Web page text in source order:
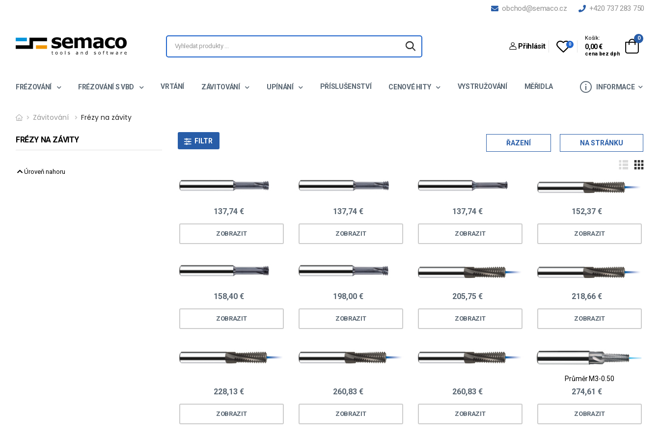
obchod@semaco.cz +420 737 283 750
Přihlásit 0
Košík:
0,00 €
cena bez dph
0
FRÉZOVÁNÍ FRÉZOVÁNÍ S VBD VRTÁNÍ ZÁVITOVÁNÍ UPÍNÁNÍ PŘÍSLUŠENSTVÍ CENOVÉ HITY VYSTRUŽOVÁNÍ MĚŘIDLA INFORMACE
Závitování Frézy na závity
FRÉZY NA ZÁVITY
Úroveň nahoru
FILTR ŘAZENÍ NA STRÁNKU
137,74 €
ZOBRAZIT
137,74 €
ZOBRAZIT
137,74 €
ZOBRAZIT
152,37 €
ZOBRAZIT
158,40 €
ZOBRAZIT
198,00 €
ZOBRAZIT
205,75 €
ZOBRAZIT
218,66 €
ZOBRAZIT
228,13 €
ZOBRAZIT
260,83 €
ZOBRAZIT
260,83 €
ZOBRAZIT
Průměr M3-0.50
274,61 €
ZOBRAZIT